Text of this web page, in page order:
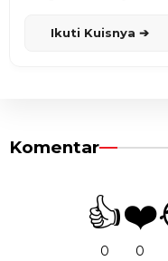
Ikuti Kuisnya ➔
Komentar
👍
0
❤️
0